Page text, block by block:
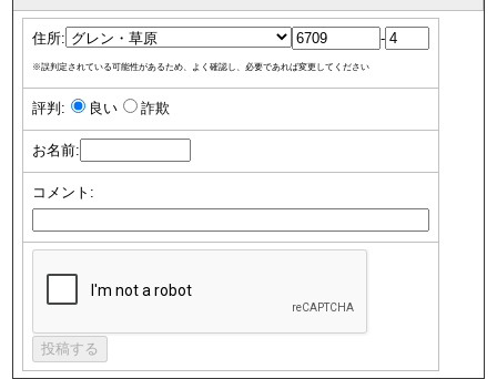
住所: -
※誤判定されている可能性があるため、よく確認し、必要であれば変更してください
評判: 良い 詐欺
お名前:
コメント: